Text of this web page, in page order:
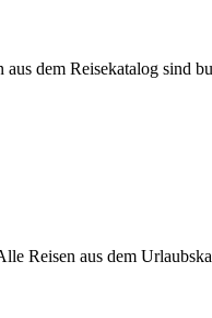
dem Reisekatalog sind
Reisen aus dem